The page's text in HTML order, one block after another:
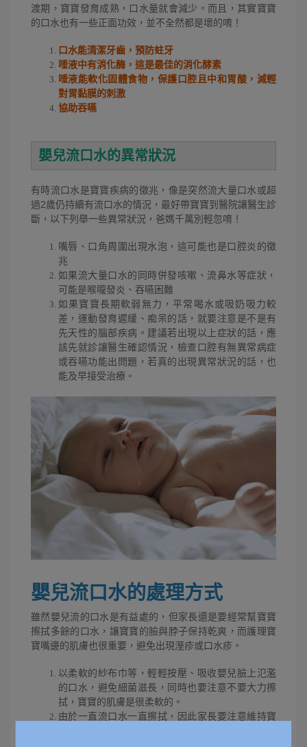
渡期，寶寶發育成熟，口水量就會減少。而且，其實寶寶
的口水也有一些正面功效，並不全然都是壞的唷！
口水能清潔牙齒，預防蛀牙
唾液中有消化酶，這是最佳的消化酵素
唾液能軟化固體食物，保護口腔且中和胃酸，減輕
對胃黏膜的刺激
協助吞嚥
嬰兒流口水的異常狀況
有時流口水是寶寶疾病的徵兆，像是突然流大量口水或超
過2歲仍持續有流口水的情況，最好帶寶寶到醫院讓醫生診
斷，以下列舉一些異常狀況，爸媽千萬別輕忽唷！
嘴唇、口角周圍出現水泡，這可能也是口腔炎的徵
兆
如果流大量口水的同時併發咳嗽、流鼻水等症狀，
可能是喉嚨發炎、吞嚥困難
如果寶寶長期軟弱無力，平常喝水或吸奶吸力較
差，運動發育遲緩、痴呆的話，就要注意是不是有
先天性的腦部疾病。 建議若出現以上症狀的話，應
該先就診讓醫生確認情況，檢查口腔有無異常病症
或吞嚥功能出問題，若真的出現異常狀況的話，也
能及早接受治療。
嬰兒流口水的處理方式
雖然嬰兒流的口水是有益處的，但家長還是要經常幫寶寶
擦拭多餘的口水，讓寶寶的臉與脖子保持乾爽，而護理寶
寶嘴邊的肌膚也很重要，避免出現溼疹或口水疹。
以柔軟的紗布巾等，輕輕按壓、吸收嬰兒臉上氾濫
的口水，避免細菌滋長，同時也要注意不要大力擦
拭，寶寶的肌膚是很柔軟的。
由於一直流口水一直擦拭，因此家長要注意維持寶